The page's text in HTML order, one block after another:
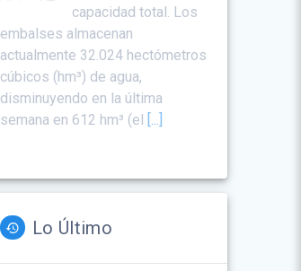
capacidad total. Los
embalses almacenan
actualmente 32.024 hectómetros
cúbicos (hm³) de agua,
disminuyendo en la última
semana en 612 hm³ (el [...]
Lo Último